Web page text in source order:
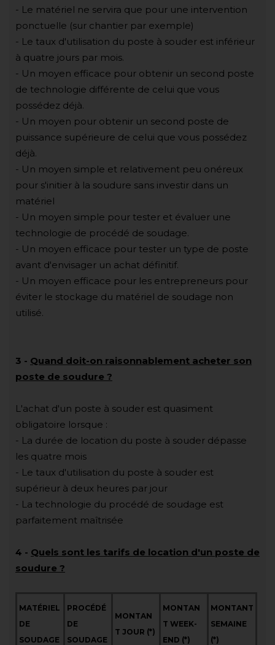
- Le matériel ne servira que pour une intervention
ponctuelle (sur chantier par exemple)
- Le taux d'utilisation du poste à souder est inférieur
à quatre jours par mois.
- Un moyen efficace pour obtenir un second poste
de technologie différente de celui que vous
possédez déjà.
- Un moyen pour obtenir un second poste de
puissance supérieure de celui que vous possédez
déjà.
- Un moyen simple et relativement peu onéreux
pour s'initier à la soudure sans investir dans un
matériel
- Un moyen simple pour tester et évaluer une
technologie de procédé de soudage.
- Un moyen efficace pour tester un type de poste
avant d'envisager un achat définitif.
- Un moyen efficace pour les entrepreneurs pour
éviter le stockage du matériel de soudage non
utilisé.
3 - Quand doit-on raisonnablement acheter son
poste de soudure ?
L'achat d'un poste à souder est quasiment
obligatoire lorsque :
- La durée de location du poste à souder dépasse
les quatre mois
- Le taux d'utilisation du poste à souder est
supérieur à deux heures par jour
- La technologie du procédé de soudage est
parfaitement maîtrisée
4 - Quels sont les tarifs de location d'un poste de
soudure ?
MATÉRIEL
DE
SOUDAGE
PROCÉDÉ
DE
SOUDAGE
MONTAN
T JOUR (*)
MONTAN
T WEEK-
END (*)
MONTANT
SEMAINE
(*)